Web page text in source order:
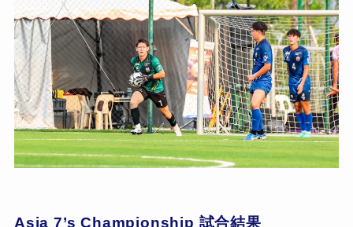
Asia 7’s Championship 試合結果